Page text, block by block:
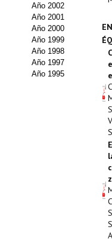
Sello Calidad FECYT
Premio Prensa Agraria
Buscador de Artículos
JORNADAS AIDA
Premio Jóvenes
Buscador de
Buscador de
Año 2002
Año 2001
Año 2000
Año 1999
Año 1998
Año 1997
Año 1995